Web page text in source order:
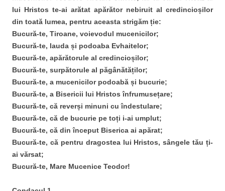
lui Hristos te-ai arătat apărător nebiruit al credincioșilor
din toată lumea, pentru aceasta strigăm ție:
Bucură-te, Tiroane, voievodul mucenicilor;
Bucură-te, lauda și podoaba Evhaitelor;
Bucură-te, apărătorule al credincioșilor;
Bucură-te, surpătorule al păgânătăților;
Bucură-te, a mucenicilor podoabă și bucurie;
Bucură-te, a Bisericii lui Hristos înfrumusețare;
Bucură-te, că reverși minuni cu îndestulare;
Bucură-te, că de bucurie pe toți i-ai umplut;
Bucură-te, că din început Biserica ai apărat;
Bucură-te, că pentru dragostea lui Hristos, sângele tău ți-
ai vărsat;
Bucură-te, Mare Mucenice Teodor!